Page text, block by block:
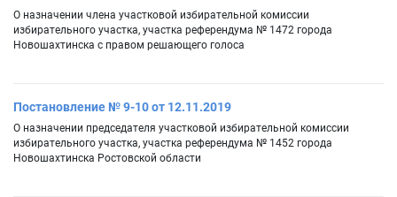
О назначении члена участковой избирательной комиссии
избирательного участка, участка референдума № 1472 города
Новошахтинска с правом решающего голоса
Постановление № 9-10 от 12.11.2019
О назначении председателя участковой избирательной комиссии
избирательного участка, участка референдума № 1452 города
Новошахтинска Ростовской области